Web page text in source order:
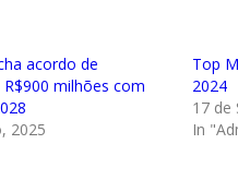
acordo de
milhões com
2025
Top
2024
17 de
In